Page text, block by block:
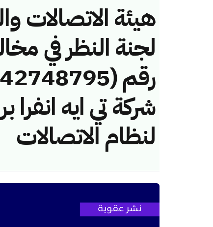
هيئة الاتصالات
لجنة النظر في
شركة تي ايه
لنظام الاتصالات